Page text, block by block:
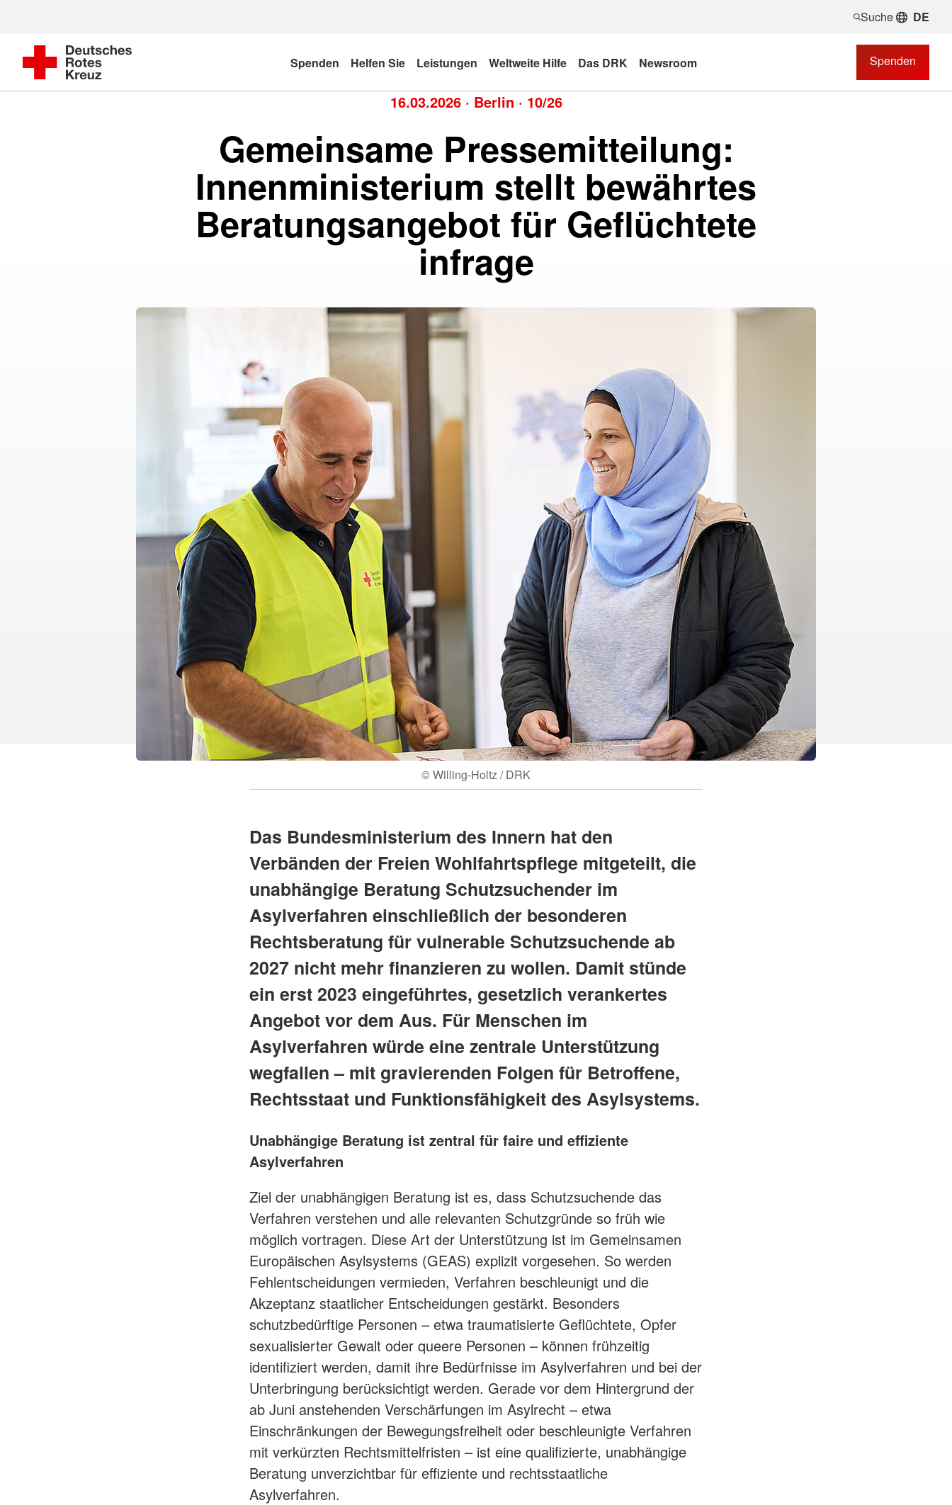
Suche DE
Spenden Helfen Sie Leistungen Weltweite Hilfe Das DRK Newsroom Spenden
16.03.2026 · Berlin · 10/26
Gemeinsame Pressemitteilung:
Innenministerium stellt bewährtes
Beratungsangebot für Geflüchtete
infrage
© Willing-Holtz / DRK
Das Bundesministerium des Innern hat den
Verbänden der Freien Wohlfahrtspflege mitgeteilt, die
unabhängige Beratung Schutzsuchender im
Asylverfahren einschließlich der besonderen
Rechtsberatung für vulnerable Schutzsuchende ab
2027 nicht mehr finanzieren zu wollen. Damit stünde
ein erst 2023 eingeführtes, gesetzlich verankertes
Angebot vor dem Aus. Für Menschen im
Asylverfahren würde eine zentrale Unterstützung
wegfallen – mit gravierenden Folgen für Betroffene,
Rechtsstaat und Funktionsfähigkeit des Asylsystems.
Unabhängige Beratung ist zentral für faire und effiziente
Asylverfahren
Ziel der unabhängigen Beratung ist es, dass Schutzsuchende das
Verfahren verstehen und alle relevanten Schutzgründe so früh wie
möglich vortragen. Diese Art der Unterstützung ist im Gemeinsamen
Europäischen Asylsystems (GEAS) explizit vorgesehen. So werden
Fehlentscheidungen vermieden, Verfahren beschleunigt und die
Akzeptanz staatlicher Entscheidungen gestärkt. Besonders
schutzbedürftige Personen – etwa traumatisierte Geflüchtete, Opfer
sexualisierter Gewalt oder queere Personen – können frühzeitig
identifiziert werden, damit ihre Bedürfnisse im Asylverfahren und bei der
Unterbringung berücksichtigt werden. Gerade vor dem Hintergrund der
ab Juni anstehenden Verschärfungen im Asylrecht – etwa
Einschränkungen der Bewegungsfreiheit oder beschleunigte Verfahren
mit verkürzten Rechtsmittelfristen – ist eine qualifizierte, unabhängige
Beratung unverzichtbar für effiziente und rechtsstaatliche
Asylverfahren.